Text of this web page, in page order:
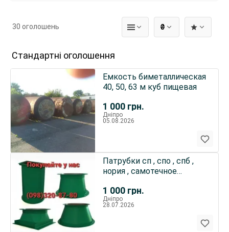
₴
30 оголошень
Стандартні оголошення
1 000 грн.
Емкость биметаллическая
40, 50, 63 м куб пищевая
Дніпро
05.08.2026
1 000 грн.
Патрубки сп , спо , спб ,
нория , самотечное
Дніпро
28.07.2026